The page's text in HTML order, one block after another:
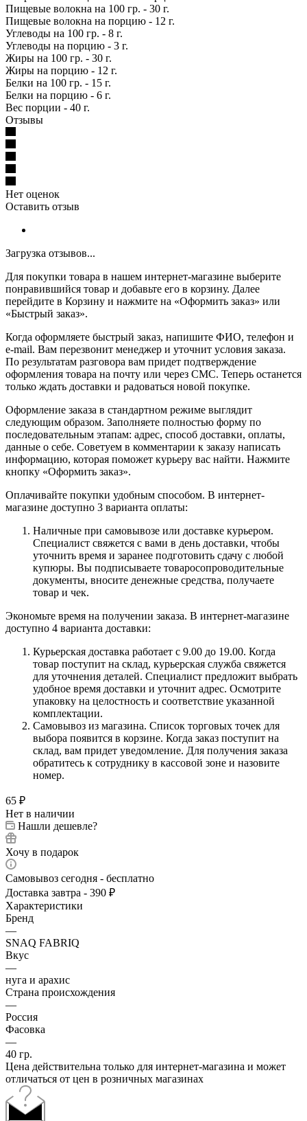
Пищевые волокна на 100 гр. - 30 г.
Пищевые волокна на порцию - 12 г.
Углеводы на 100 гр. - 8 г.
Углеводы на порцию - 3 г.
Жиры на 100 гр. - 30 г.
Жиры на порцию - 12 г.
Белки на 100 гр. - 15 г.
Белки на порцию - 6 г.
Вес порции - 40 г.
Отзывы
Нет оценок
Оставить отзыв
Загрузка отзывов...
Для покупки товара в нашем интернет-магазине выберите
понравившийся товар и добавьте его в корзину. Далее
перейдите в Корзину и нажмите на «Оформить заказ» или
«Быстрый заказ».
Когда оформляете быстрый заказ, напишите ФИО, телефон и
e-mail. Вам перезвонит менеджер и уточнит условия заказа.
По результатам разговора вам придет подтверждение
оформления товара на почту или через СМС. Теперь останется
только ждать доставки и радоваться новой покупке.
Оформление заказа в стандартном режиме выглядит
следующим образом. Заполняете полностью форму по
последовательным этапам: адрес, способ доставки, оплаты,
данные о себе. Советуем в комментарии к заказу написать
информацию, которая поможет курьеру вас найти. Нажмите
кнопку «Оформить заказ».
Оплачивайте покупки удобным способом. В интернет-
магазине доступно 3 варианта оплаты:
Наличные при самовывозе или доставке курьером.
Специалист свяжется с вами в день доставки, чтобы
уточнить время и заранее подготовить сдачу с любой
купюры. Вы подписываете товаросопроводительные
документы, вносите денежные средства, получаете
товар и чек.
Экономьте время на получении заказа. В интернет-магазине
доступно 4 варианта доставки:
Курьерская доставка работает с 9.00 до 19.00. Когда
товар поступит на склад, курьерская служба свяжется
для уточнения деталей. Специалист предложит выбрать
удобное время доставки и уточнит адрес. Осмотрите
упаковку на целостность и соответствие указанной
комплектации.
Самовывоз из магазина. Список торговых точек для
выбора появится в корзине. Когда заказ поступит на
склад, вам придет уведомление. Для получения заказа
обратитесь к сотруднику в кассовой зоне и назовите
номер.
65 ₽
Нет в наличии
Нашли дешевле?
Хочу в подарок
Самовывоз сегодня - бесплатно
Доставка завтра - 390 ₽
Характеристики
Бренд
—
SNAQ FABRIQ
Вкус
—
нуга и арахис
Страна происхождения
—
Россия
Фасовка
—
40 гр.
Цена действительна только для интернет-магазина и может
отличаться от цен в розничных магазинах